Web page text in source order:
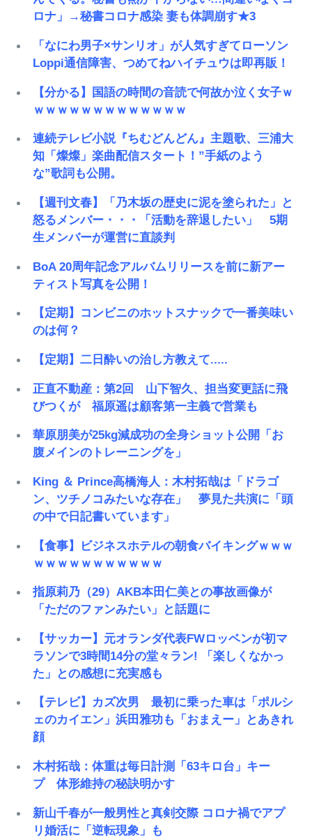
ロナ」→秘書コロナ感染 妻も体調崩す★3
「なにわ男子×サンリオ」が人気すぎてローソン
Loppi通信障害、つめてねハイチュウは即再販！
【分かる】国語の時間の音読で何故か泣く女子ｗ
ｗｗｗｗｗｗｗｗｗｗｗｗｗ
連続テレビ小説『ちむどんどん』主題歌、三浦大
知「燦燦」楽曲配信スタート！”手紙のよう
な”歌詞も公開。
【週刊文春】「乃木坂の歴史に泥を塗られた」と
怒るメンバー・・・「活動を辞退したい」 5期
生メンバーが運営に直談判
BoA 20周年記念アルバムリリースを前に新アー
ティスト写真を公開！
【定期】コンビニのホットスナックで一番美味い
のは何？
【定期】二日酔いの治し方教えて.....
正直不動産：第2回 山下智久、担当変更話に飛
びつくが 福原遥は顧客第一主義で営業も
華原朋美が25kg減成功の全身ショット公開「お
腹メインのトレーニングを」
King ＆ Prince高橋海人：木村拓哉は「ドラゴ
ン、ツチノコみたいな存在」 夢見た共演に「頭
の中で日記書いています」
【食事】ビジネスホテルの朝食バイキングｗｗｗ
ｗｗｗｗｗｗｗｗｗｗｗ
指原莉乃（29）AKB本田仁美との事故画像が
「ただのファンみたい」と話題に
【サッカー】元オランダ代表FWロッベンが初マ
ラソンで3時間14分の堂々ラン! 「楽しくなかっ
た」との感想に充実感も
【テレビ】カズ次男 最初に乗った車は「ポルシ
ェのカイエン」浜田雅功も「おまえー」とあきれ
顔
木村拓哉：体重は毎日計測「63キロ台」キー
プ 体形維持の秘訣明かす
新山千春が一般男性と真剣交際 コロナ禍でアプ
リ婚活に「逆転現象」も